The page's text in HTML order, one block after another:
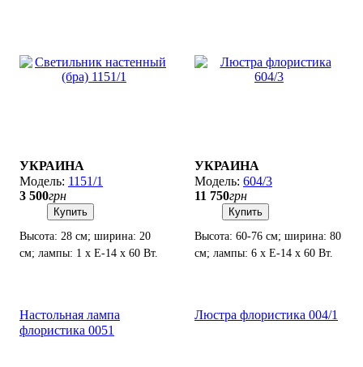
УКРАИНА
1151/1
3 500грн
Купить
Высота: 28 см; ширина: 20
см; лампы: 1 х Е-14 х 60 Вт.
УКРАИНА
604/3
11 750грн
Купить
Высота: 60-76 см; ширина: 80
см; лампы: 6 х Е-14 х 60 Вт.
Настольная лампа
флористика 0051
Люстра флористика 004/1